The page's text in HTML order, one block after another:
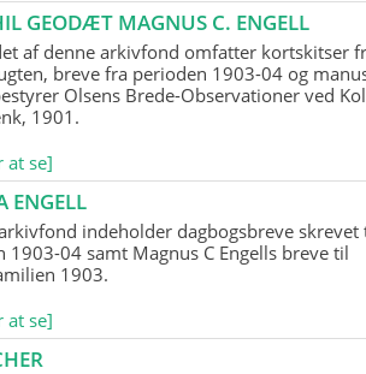
GEODÆT MAGNUS C. ENGELL
af denne arkivfond omfatter kortskitser
breve fra perioden 1903-04 og
Olsens Brede-Observationer ved
1901.
at se]
ENGELL
indeholder dagbogsbreve skrevet
1903-04 samt Magnus C Engells breve til
1903.
at se]